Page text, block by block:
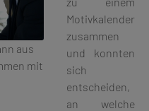
aus
mit
Motivkalender
zusammen
und konnten
sich
entscheiden,
an welche